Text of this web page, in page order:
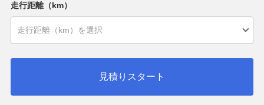
走行距離（km）
見積りスタート